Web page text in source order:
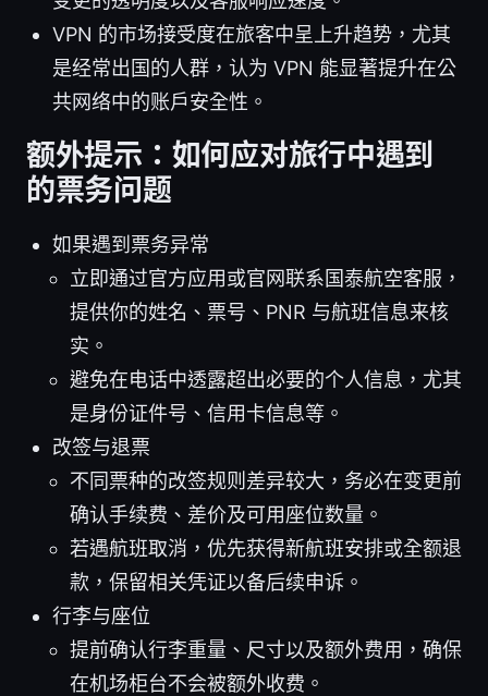
VPN 的市场接受度在旅客中呈上升趋势，尤其
是经常出国的人群，认为 VPN 能显著提升在公
共网络中的账户安全性。
额外提示：如何应对旅行中遇到
的票务问题
如果遇到票务异常
立即通过官方应用或官网联系国泰航空客服，
提供你的姓名、票号、PNR 与航班信息来核
实。
避免在电话中透露超出必要的个人信息，尤其
是身份证件号、信用卡信息等。
改签与退票
不同票种的改签规则差异较大，务必在变更前
确认手续费、差价及可用座位数量。
若遇航班取消，优先获得新航班安排或全额退
款，保留相关凭证以备后续申诉。
行李与座位
提前确认行李重量、尺寸以及额外费用，确保
在机场柜台不会被额外收费。